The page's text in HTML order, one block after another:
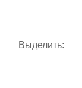
Выделить: